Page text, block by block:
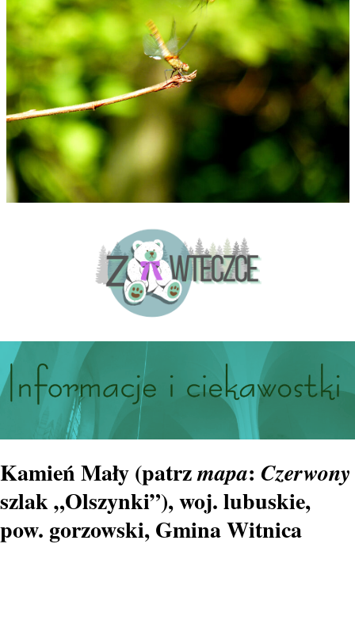
Kamień Mały (patrzmapa: Czerwony
szlak „Olszynki”), woj. lubuskie,
pow. gorzowski, Gmina Witnica